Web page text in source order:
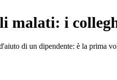
malati: i
di un dipendente: è la prima